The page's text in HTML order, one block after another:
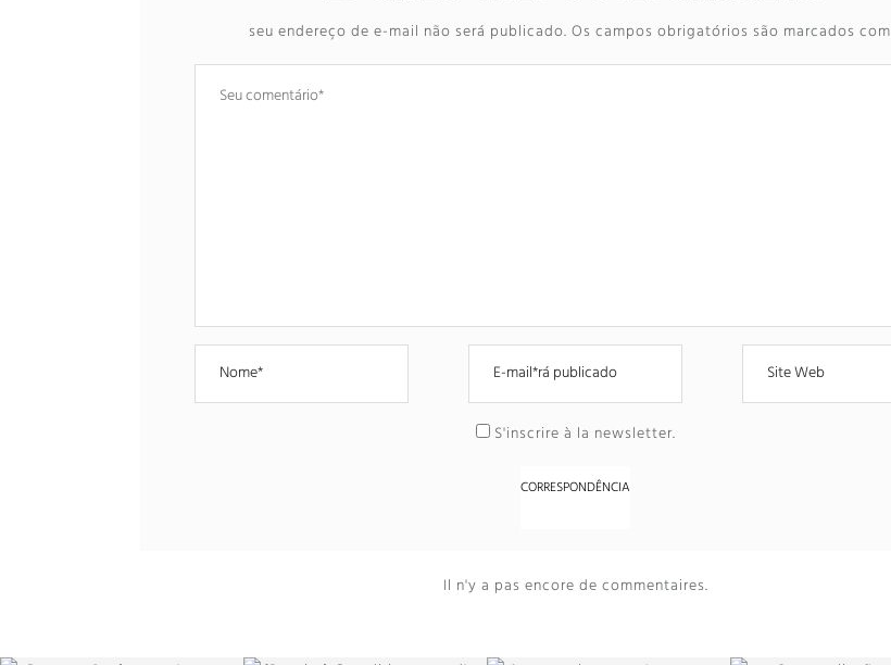
seu endereço de e-mail não será publicado. Os campos obrigatórios são marcados com
S'inscrire à la newsletter.
Il n'y a pas encore de commentaires.